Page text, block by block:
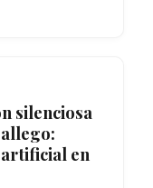
silenciosa
en